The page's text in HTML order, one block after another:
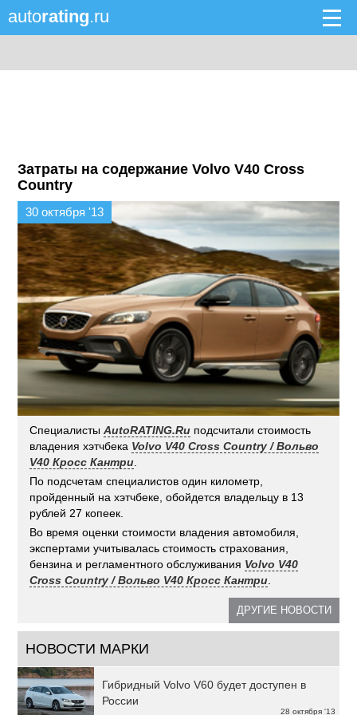
autorating.ru
Затраты на содержание Volvo V40 Cross
Country
30 октября '13
СпециалистыAutoRATING.Ru подсчитали стоимость
владения хэтчбека Volvo V40 Cross Country / Вольво
V40 Кросс Кантри
По подсчетам специалистов один километр,
пройденный на хэтчбеке, обойдется владельцу в 13
рублей 27 копеек.
Во время оценки стоимости владения автомобиля,
экспертами учитывалась стоимость страхования,
бензина и регламентного обслуживания Volvo V40
Cross Country / Вольво V40 Кросс Кантри
ДРУГИЕ НОВОСТИ
НОВОСТИ МАРКИ
28 октября '13
Гибридный Volvo V60 будет доступен в
России